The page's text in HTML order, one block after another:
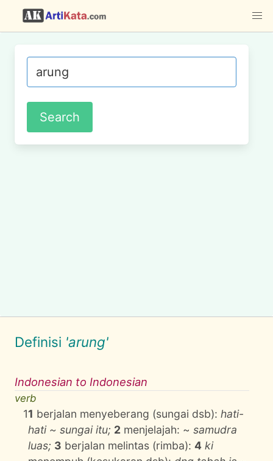
Definisi 'arung'
Indonesian to Indonesian
verb
11 berjalan menyeberang (sungai dsb):hati-
hati ~ sungai itu; 2 menjelajah: ~ samudra
luas; 3 berjalan melintas (rimba):4 ki